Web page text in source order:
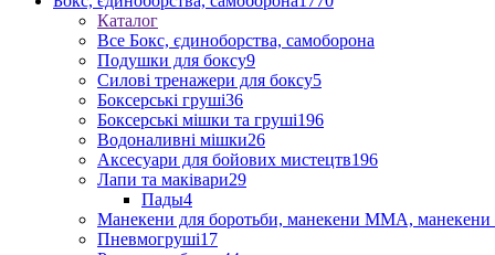
Каталог
Все Бокс, єдиноборства, самоборона
Подушки для боксу9
Силові тренажери для боксу5
Боксерські груші36
Боксерські мішки та груші196
Водоналивні мішки26
Аксесуари для бойових мистецтв196
Лапи та маківари29
Пады4
Манекени для боротьби, манекени ММА, манекени
Пневмогруші17